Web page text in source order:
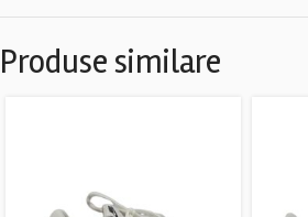
Produse similare